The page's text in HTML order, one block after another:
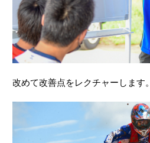
改めて改善点をレクチャーします。